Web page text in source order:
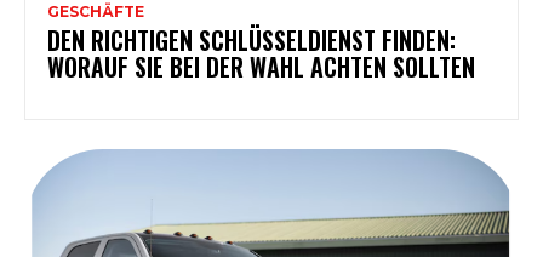
GESCHÄFTE
DEN RICHTIGEN SCHLÜSSELDIENST FINDEN:
WORAUF SIE BEI DER WAHL ACHTEN SOLLTEN